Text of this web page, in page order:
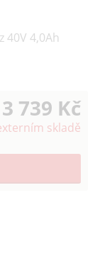
3 739 Kč
skladě